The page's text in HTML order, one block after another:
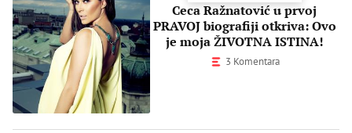
Ceca Ražnatović u prvoj
PRAVOJ biografiji otkriva: Ovo
je moja ŽIVOTNA ISTINA!
3 Komentara